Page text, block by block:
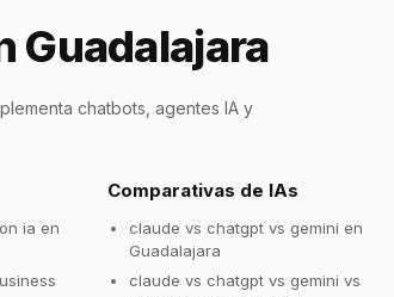
Guadalajara
chatbots, agentes IA y
ia en
Comparativas de IAs
claude vs chatgpt vs gemini en
Guadalajara
claude vs chatgpt vs gemini vs